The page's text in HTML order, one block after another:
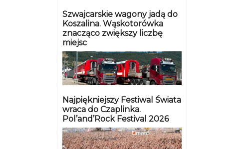
Szwajcarskie wagony jadą do
Koszalina. Wąskotorówka
znacząco zwiększy liczbę
miejsc
Najpiękniejszy Festiwal Świata
wraca do Czaplinka.
Pol’and’Rock Festival 2026